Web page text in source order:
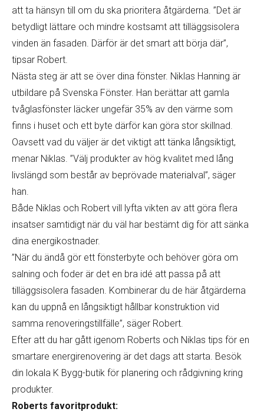
att ta hänsyn till om du ska prioritera åtgärderna. ”Det är
betydligt lättare och mindre kostsamt att tilläggsisolera
vinden än fasaden. Därför är det smart att börja där”,
tipsar Robert.
Nästa steg är att se över dina fönster. Niklas Hanning är
utbildare på Svenska Fönster. Han berättar att gamla
tvåglasfönster läcker ungefär 35% av den värme som
finns i huset och ett byte därför kan göra stor skillnad.
Oavsett vad du väljer är det viktigt att tänka långsiktigt,
menar Niklas. ”Välj produkter av hög kvalitet med lång
livslängd som består av beprövade materialval”, säger
han.
Både Niklas och Robert vill lyfta vikten av att göra flera
insatser samtidigt när du väl har bestämt dig för att sänka
dina energikostnader.
”När du ändå gör ett fönsterbyte och behöver göra om
salning och foder är det en bra idé att passa på att
tilläggsisolera fasaden. Kombinerar du de här åtgärderna
kan du uppnå en långsiktigt hållbar konstruktion vid
samma renoveringstillfälle”, säger Robert.
Efter att du har gått igenom Roberts och Niklas tips för en
smartare energirenovering är det dags att starta. Besök
din lokala K Bygg-butik för planering och rådgivning kring
produkter.
Roberts favoritprodukt: